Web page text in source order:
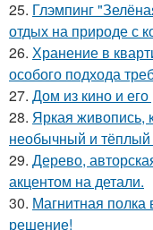
25. Глэмпинг
отдых на природе с
26. Хранение в
особого подхода
27. Дом из кино и его
28. Яркая живопись,
необычный и
29. Дерево,
акцентом на детали.
30. Магнитная полка
решение!